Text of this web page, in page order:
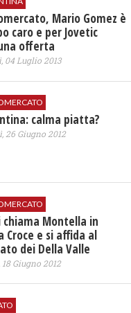
Mario Gomez è
caro e per Jovetic
offerta
04 Luglio 2013
calma piatta?
26 Giugno 2012
chiama Montella in
Croce e si affida al
dei Della Valle
18 Giugno 2012